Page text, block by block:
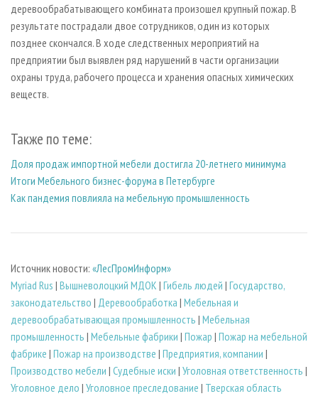
деревообрабатывающего комбината произошел крупный пожар. В
результате пострадали двое сотрудников, один из которых
позднее скончался. В ходе следственных мероприятий на
предприятии был выявлен ряд нарушений в части организации
охраны труда, рабочего процесса и хранения опасных химических
веществ.
Также по теме:
Доля продаж импортной мебели достигла 20-летнего минимума
Итоги Мебельного бизнес-форума в Петербурге
Как пандемия повлияла на мебельную промышленность
Источник новости: «ЛесПромИнформ»
Myriad Rus | Вышневолоцкий МДОК | Гибель людей | Государство,
законодательство | Деревообработка | Мебельная и
деревообрабатывающая промышленность | Мебельная
промышленность | Мебельные фабрики | Пожар | Пожар на мебельной
фабрике | Пожар на производстве | Предприятия, компании |
Производство мебели | Судебные иски | Уголовная ответственность |
Уголовное дело | Уголовное преследование | Тверская область